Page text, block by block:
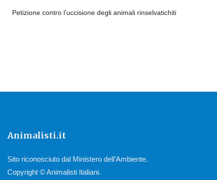
Petizione contro l’uccisione degli animali rinselvatichiti
Animalisti.it
Sito riconosciuto dal Ministero dell’Ambiente.
Copyright © Animalisti Italiani.